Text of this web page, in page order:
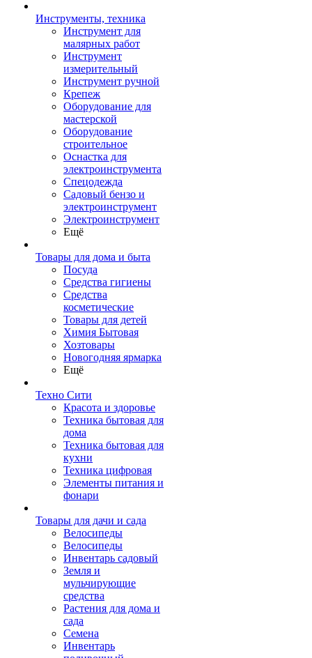
Инструменты, техника
Инструмент для
малярных работ
Инструмент
измерительный
Инструмент ручной
Крепеж
Оборудование для
мастерской
Оборудование
строительное
Оснастка для
электроинструмента
Спецодежда
Садовый бензо и
электроинструмент
Электроинструмент
Ещё
Товары для дома и быта
Посуда
Средства гигиены
Средства
косметические
Товары для детей
Химия Бытовая
Хозтовары
Новогодняя ярмарка
Ещё
Техно Сити
Красота и здоровье
Техника бытовая для
дома
Техника бытовая для
кухни
Техника цифровая
Элементы питания и
фонари
Товары для дачи и сада
Велосипеды
Велосипеды
Инвентарь садовый
Земля и
мульчирующие
средства
Растения для дома и
сада
Семена
Инвентарь